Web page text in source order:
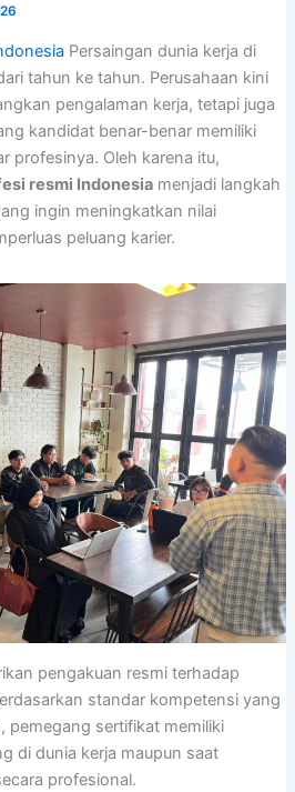
Persaingan dunia kerja di
tahun ke tahun. Perusahaan kini
pengalaman kerja, tetapi juga
kandidat benar-benar memiliki
profesinya. Oleh karena itu,
resmi Indonesiamenjadi langkah
ingin meningkatkan nilai
peluang karier.
pengakuan resmi terhadap
standar kompetensi yang
pemegang sertifikat memiliki
di dunia kerja maupun saat
profesional.